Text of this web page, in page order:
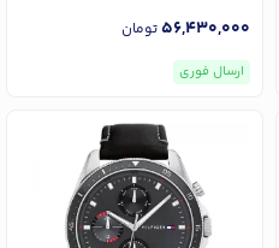
56,430,000تومان
ارسال فوری